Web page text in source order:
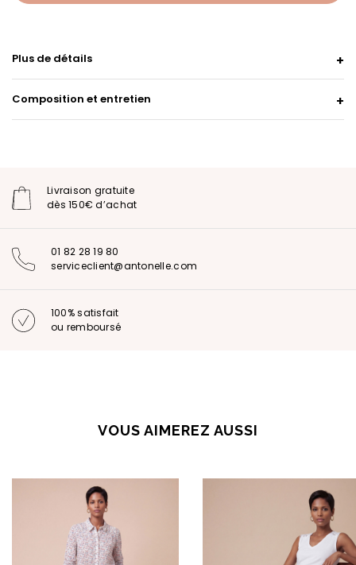
Plus de détails
Composition et entretien
Livraison gratuite
dès 150€ d’achat
01 82 28 19 80
serviceclient@antonelle.com
100% satisfait
ou remboursé
VOUS AIMEREZ AUSSI